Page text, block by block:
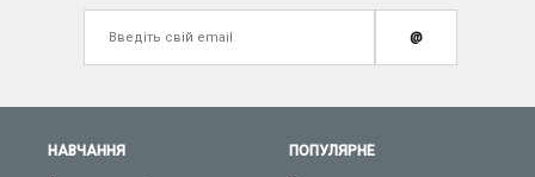
НАВЧАННЯ ПОПУЛЯРНЕ
@